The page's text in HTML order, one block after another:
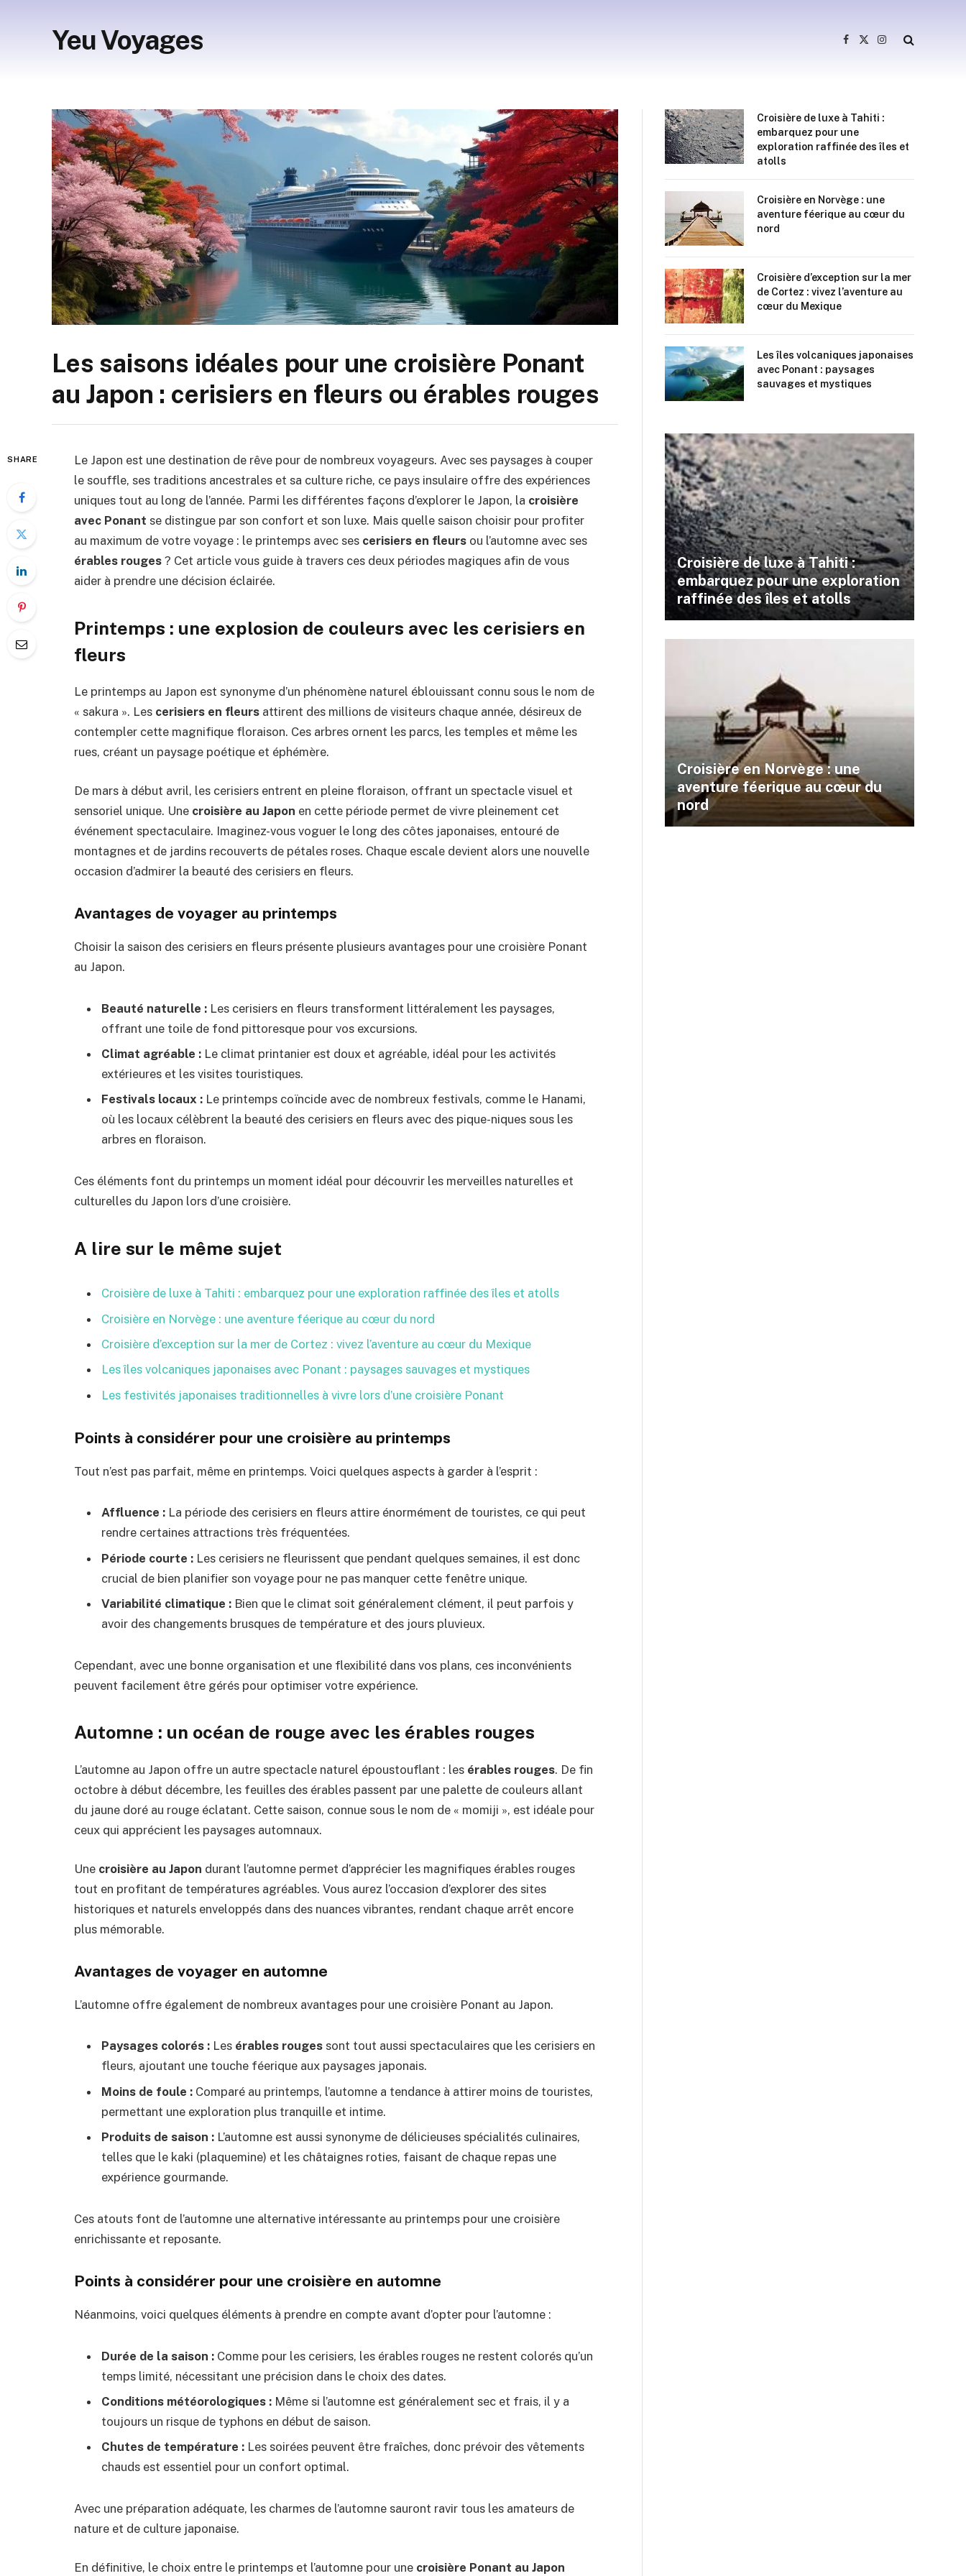
Yeu Voyages Facebook
X
Instagram
Les saisons idéales pour une croisière Ponant
au Japon : cerisiers en fleurs ou érables rouges
SHARE
Le Japon est une destination de rêve pour de nombreux voyageurs. Avec ses paysages à couper
le souffle, ses traditions ancestrales et sa culture riche, ce pays insulaire offre des expériences
uniques tout au long de l’année. Parmi les différentes façons d’explorer le Japon, la croisière
avec Ponant se distingue par son confort et son luxe. Mais quelle saison choisir pour profiter
au maximum de votre voyage : le printemps avec ses cerisiers en fleurs ou l’automne avec ses
érables rouges ? Cet article vous guide à travers ces deux périodes magiques afin de vous
aider à prendre une décision éclairée.
Printemps : une explosion de couleurs avec les cerisiers en
fleurs
Le printemps au Japon est synonyme d’un phénomène naturel éblouissant connu sous le nom de
« sakura ». Les cerisiers en fleurs attirent des millions de visiteurs chaque année, désireux de
contempler cette magnifique floraison. Ces arbres ornent les parcs, les temples et même les
rues, créant un paysage poétique et éphémère.
De mars à début avril, les cerisiers entrent en pleine floraison, offrant un spectacle visuel et
sensoriel unique. Une croisière au Japon en cette période permet de vivre pleinement cet
événement spectaculaire. Imaginez-vous voguer le long des côtes japonaises, entouré de
montagnes et de jardins recouverts de pétales roses. Chaque escale devient alors une nouvelle
occasion d’admirer la beauté des cerisiers en fleurs.
Avantages de voyager au printemps
Choisir la saison des cerisiers en fleurs présente plusieurs avantages pour une croisière Ponant
au Japon.
Beauté naturelle : Les cerisiers en fleurs transforment littéralement les paysages,
offrant une toile de fond pittoresque pour vos excursions.
Climat agréable : Le climat printanier est doux et agréable, idéal pour les activités
extérieures et les visites touristiques.
Festivals locaux : Le printemps coïncide avec de nombreux festivals, comme le Hanami,
où les locaux célèbrent la beauté des cerisiers en fleurs avec des pique-niques sous les
arbres en floraison.
Ces éléments font du printemps un moment idéal pour découvrir les merveilles naturelles et
culturelles du Japon lors d’une croisière.
A lire sur le même sujet
Croisière de luxe à Tahiti : embarquez pour une exploration raffinée des îles et atolls
Croisière en Norvège : une aventure féerique au cœur du nord
Croisière d’exception sur la mer de Cortez : vivez l’aventure au cœur du Mexique
Les îles volcaniques japonaises avec Ponant : paysages sauvages et mystiques
Les festivités japonaises traditionnelles à vivre lors d’une croisière Ponant
Points à considérer pour une croisière au printemps
Tout n’est pas parfait, même en printemps. Voici quelques aspects à garder à l’esprit :
Affluence : La période des cerisiers en fleurs attire énormément de touristes, ce qui peut
rendre certaines attractions très fréquentées.
Période courte : Les cerisiers ne fleurissent que pendant quelques semaines, il est donc
crucial de bien planifier son voyage pour ne pas manquer cette fenêtre unique.
Variabilité climatique : Bien que le climat soit généralement clément, il peut parfois y
avoir des changements brusques de température et des jours pluvieux.
Cependant, avec une bonne organisation et une flexibilité dans vos plans, ces inconvénients
peuvent facilement être gérés pour optimiser votre expérience.
Automne : un océan de rouge avec les érables rouges
L’automne au Japon offre un autre spectacle naturel époustouflant : les érables rouges. De fin
octobre à début décembre, les feuilles des érables passent par une palette de couleurs allant
du jaune doré au rouge éclatant. Cette saison, connue sous le nom de « momiji », est idéale pour
ceux qui apprécient les paysages automnaux.
Une croisière au Japon durant l’automne permet d’apprécier les magnifiques érables rouges
tout en profitant de températures agréables. Vous aurez l’occasion d’explorer des sites
historiques et naturels enveloppés dans des nuances vibrantes, rendant chaque arrêt encore
plus mémorable.
Avantages de voyager en automne
L’automne offre également de nombreux avantages pour une croisière Ponant au Japon.
Paysages colorés : Les érables rouges sont tout aussi spectaculaires que les cerisiers en
fleurs, ajoutant une touche féerique aux paysages japonais.
Moins de foule : Comparé au printemps, l’automne a tendance à attirer moins de touristes,
permettant une exploration plus tranquille et intime.
Produits de saison : L’automne est aussi synonyme de délicieuses spécialités culinaires,
telles que le kaki (plaquemine) et les châtaignes roties, faisant de chaque repas une
expérience gourmande.
Ces atouts font de l’automne une alternative intéressante au printemps pour une croisière
enrichissante et reposante.
Points à considérer pour une croisière en automne
Néanmoins, voici quelques éléments à prendre en compte avant d’opter pour l’automne :
Durée de la saison : Comme pour les cerisiers, les érables rouges ne restent colorés qu’un
temps limité, nécessitant une précision dans le choix des dates.
Conditions météorologiques : Même si l’automne est généralement sec et frais, il y a
toujours un risque de typhons en début de saison.
Chutes de température : Les soirées peuvent être fraîches, donc prévoir des vêtements
chauds est essentiel pour un confort optimal.
Avec une préparation adéquate, les charmes de l’automne sauront ravir tous les amateurs de
nature et de culture japonaise.
En définitive, le choix entre le printemps et l’automne pour une croisière Ponant au Japon
Croisière de luxe à Tahiti :
embarquez pour une
exploration raffinée des îles et
atolls
Croisière en Norvège : une
aventure féerique au cœur du
nord
Croisière d’exception sur la mer
de Cortez : vivez l’aventure au
cœur du Mexique
Les îles volcaniques japonaises
avec Ponant : paysages
sauvages et mystiques
Croisière de luxe à Tahiti :
embarquez pour une exploration
raffinée des îles et atolls
Croisière en Norvège : une
aventure féerique au cœur du
nord